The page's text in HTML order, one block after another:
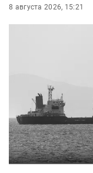
8 августа 2026, 15:21